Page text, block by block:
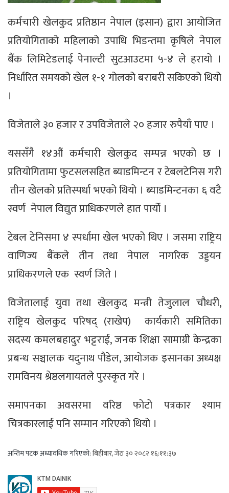
कर्मचारी खेलकुद प्रतिष्ठान नेपाल (इसान) द्वारा आयोजित
प्रतियोगिताको महिलाको उपाधि भिडन्तमा कृषिले नेपाल
बैंक लिमिटेडलाई पेनाल्टी सुटआउटमा ५-४ ले हरायो ।
निर्धारित समयको खेल १-१ गोलको बराबरी सकिएको थियो
।
विजेताले ३० हजार र उपविजेताले २० हजार रुपैयाँ पाए ।
यससँगै १४औं कर्मचारी खेलकुद सम्पन्न भएको छ ।
प्रतियोगितामा फुटसलसहित ब्याडमिन्टन र टेबलटेनिस गरी
तीन खेलको प्रतिस्पर्धा भएको थियो । ब्याडमिन्टनका ६ वटै
स्वर्ण नेपाल विद्युत प्राधिकरणले हात पार्यो ।
टेबल टेनिसमा ४ स्पर्धामा खेल भएको थिए । जसमा राष्ट्रिय
वाणिज्य बैंकले तीन तथा नेपाल नागरिक उड्डयन
प्राधिकरणले एक स्वर्ण जिते ।
विजेतालाई युवा तथा खेलकुद मन्त्री तेजुलाल चौधरी,
राष्ट्रिय खेलकुद परिषद् (राखेप) कार्यकारी समितिका
सदस्य कमलबहादुर भट्टराई, जनक शिक्षा सामाग्री केन्द्रका
प्रबन्ध सञ्चालक यदुनाथ पौडेल, आयोजक इसानका अध्यक्ष
रामविनय श्रेष्ठलगायतले पुरस्कृत गरे ।
समापनका अवसरमा वरिष्ठ फोटो पत्रकार श्याम
चित्रकारलाई पनि सम्मान गरिएको थियो ।
अन्तिम पटक अध्यावधिक गरिएको:बिहीबार, जेठ ३० २०८२ १६:११:३७